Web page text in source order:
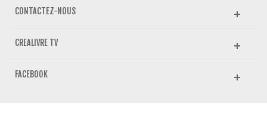
CONTACTEZ-NOUS
CREALIVRE TV
FACEBOOK